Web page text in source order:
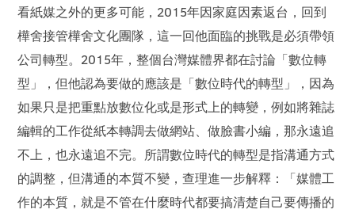
看紙媒之外的更多可能，2015年因家庭因素返台，回到
樺舍接管樺舍文化團隊，這一回他面臨的挑戰是必須帶領
公司轉型。2015年，整個台灣媒體界都在討論「數位轉
型」，但他認為要做的應該是「數位時代的轉型」，因為
如果只是把重點放數位化或是形式上的轉變，例如將雜誌
編輯的工作從紙本轉調去做網站、做臉書小編，那永遠追
不上，也永遠追不完。所謂數位時代的轉型是指溝通方式
的調整，但溝通的本質不變，查理進一步解釋：「媒體工
作的本質，就是不管在什麼時代都要搞清楚自己要傳播的